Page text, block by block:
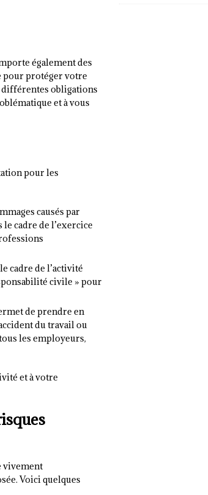
également des
pour protéger votre
différentes obligations
et à vous
pour les
causés par
cadre de l’exercice
cadre de l’activité
civile » pour
de prendre en
du travail ou
les employeurs,
et à votre
vivement
Voici quelques